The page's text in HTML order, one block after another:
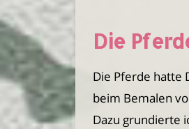
Die
Die Pferde hatte
beim Bemalen
Dazu grundierte